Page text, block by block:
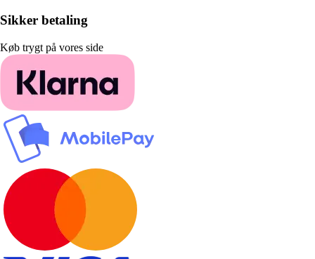
Sikker betaling
Køb trygt på vores side